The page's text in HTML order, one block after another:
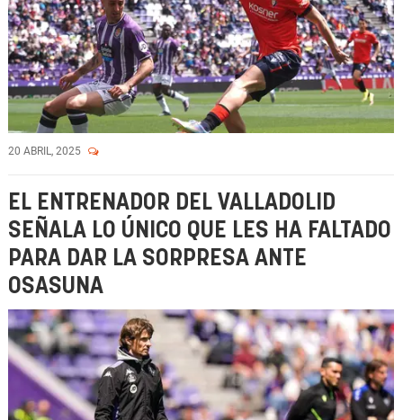
20 ABRIL, 2025
EL ENTRENADOR DEL VALLADOLID
SEÑALA LO ÚNICO QUE LES HA FALTADO
PARA DAR LA SORPRESA ANTE
OSASUNA